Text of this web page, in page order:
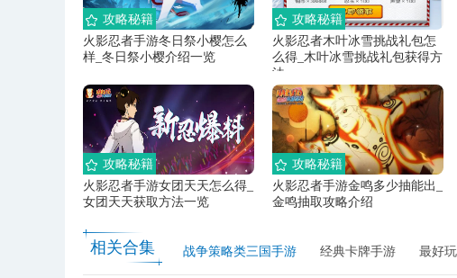
火影忍者手游冬日祭小樱怎么
样_冬日祭小樱介绍一览
攻略秘籍
火影忍者木叶冰雪挑战礼包怎
么得_木叶冰雪挑战礼包获得方
法
攻略秘籍
火影忍者手游女团天天怎么得_
女团天天获取方法一览
攻略秘籍
火影忍者手游金鸣多少抽能出_
金鸣抽取攻略介绍
攻略秘籍
相关合集 战争策略类三国手游 经典卡牌手游 最好